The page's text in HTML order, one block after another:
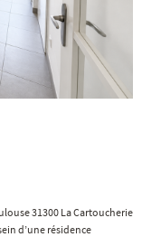
31300 La Cartoucherie
d’une résidence